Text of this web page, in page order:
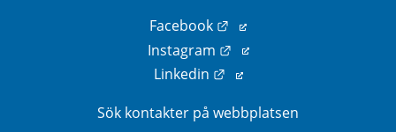
Facebook
Länk till annan
Instagram
Länk till annan
Linkedin
Länk till annan webbplats.
Sök kontakter på webbplatsen